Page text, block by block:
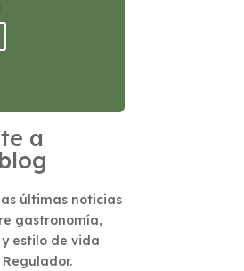
a
últimas noticias
gastronomía,
estilo de vida